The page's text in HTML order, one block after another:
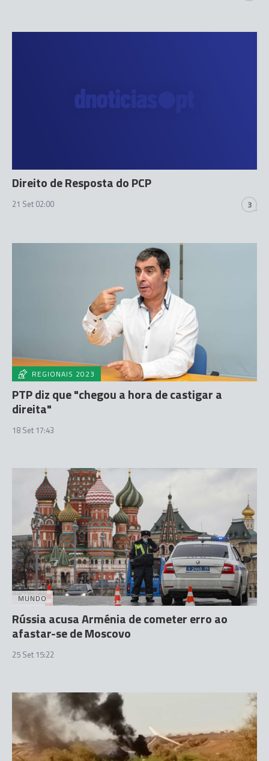
Direito de Resposta do PCP
21 Set 02:00 3
REGIONAIS 2023
PTP diz que "chegou a hora de castigar a
direita"
18 Set 17:43
MUNDO
Rússia acusa Arménia de cometer erro ao
afastar-se de Moscovo
25 Set 15:22